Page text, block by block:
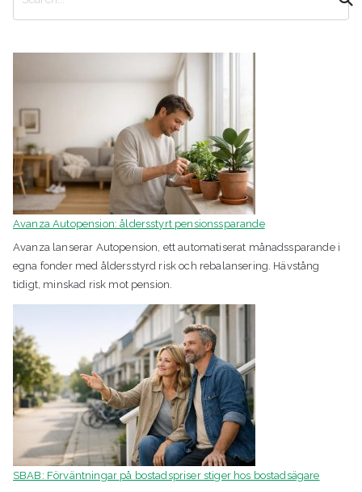
Avanza Autopension: åldersstyrt pensionssparande
Avanza lanserar Autopension, ett automatiserat månadssparande i
egna fonder med åldersstyrd risk och rebalansering. Hävstång
tidigt, minskad risk mot pension.
SBAB: Förväntningar på bostadspriser stiger hos bostadsägare